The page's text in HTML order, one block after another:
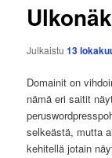
Julkaistu13
Domainit on
nämä eri saitit
selkeästä, mutta
kehitellä jotain